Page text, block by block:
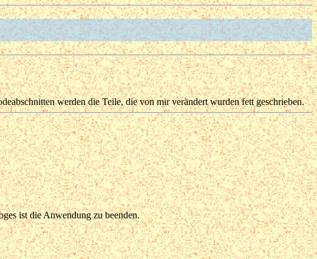
werden die Teile, die von mir verändert wurden fett geschrieben.
ist die Anwendung zu beenden.